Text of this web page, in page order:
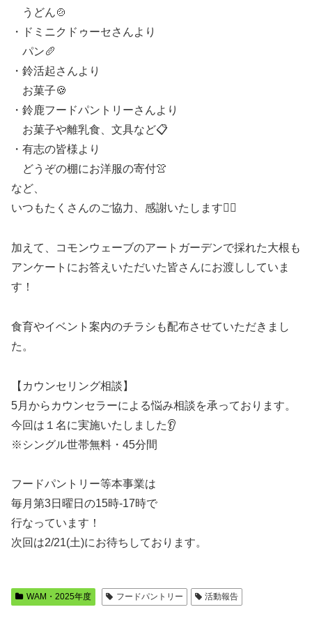
うどん🍲
・ドミニクドゥーセさんより
パン🥖
・鈴活起さんより
お菓子🍪
・鈴鹿フードパントリーさんより
お菓子や離乳食、文具など📋
・有志の皆様より
どうぞの棚にお洋服の寄付👚
など、
いつもたくさんのご協力、感謝いたします🙇‍♀️
加えて、コモンウェーブのアートガーデンで採れた大根も
アンケートにお答えいただいた皆さんにお渡ししていま
す！
食育やイベント案内のチラシも配布させていただきまし
た。
【カウンセリング相談】
5月からカウンセラーによる悩み相談を承っております。
今回は１名に実施いたしました👂
※シングル世帯無料・45分間
フードパントリー等本事業は
毎月第3日曜日の15時-17時で
行なっています！
次回は2/21(土)にお待ちしております。
WAM・2025年度 フードパントリー 活動報告